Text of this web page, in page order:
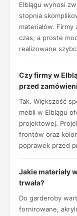
Elblągu wynosi
stopnia
materiałów.
czas, a proste
realizowane
Czy firmy w
przed
Tak. Większość
mebli w Elblągu
projektowej.
frontów oraz
poprawek przed
Jakie materiały
trwała?
Do garderoby
fornirowane,